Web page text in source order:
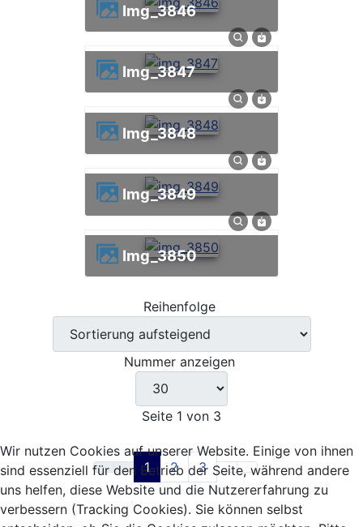
img_3846
img_3847
img_3848
img_3849
img_3850
Reihenfolge
Nummer anzeigen
Seite 1 von 3
1 2 3
Wir nutzen Cookies auf unserer Website. Einige von ihnen
sind essenziell für den Betrieb der Seite, während andere
uns helfen, diese Website und die Nutzererfahrung zu
verbessern (Tracking Cookies). Sie können selbst